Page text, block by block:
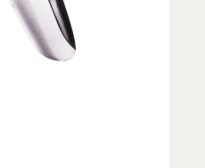
von 5 von 5 Sternen